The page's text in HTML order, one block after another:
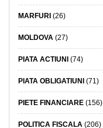
MARFURI (26)
MOLDOVA (27)
PIATA ACTIUNI (74)
PIATA OBLIGATIUNI (71)
PIETE FINANCIARE (156)
POLITICA FISCALA (206)